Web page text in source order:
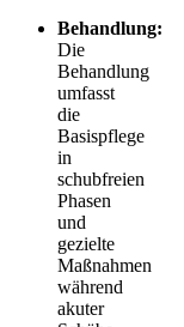
Behandlung:
Die
Behandlung
umfasst
die
Basispflege
in
schubfreien
Phasen
und
gezielte
Maßnahmen
während
akuter